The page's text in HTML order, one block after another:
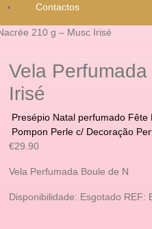
Contactos
210 g – Musc Irisé
Vela
Irisé
Presépio Natal perfumado
Pompon Perle c/ Decoração
€29.90
Vela Perfumada Boule de N
Disponibilidade: Esgotado REF: